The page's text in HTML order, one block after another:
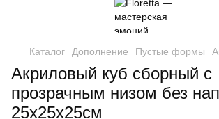
Каталог Дополнение Пустые формы
Акриловый куб сборный с
прозрачным низом без
25х25х25см